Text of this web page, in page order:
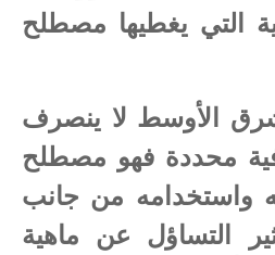
التي يغطيها مصطلح
الأوسط لا ينصرف
محددة فهو مصطلح
واستخدامه من جانب
التساؤل عن ماهية